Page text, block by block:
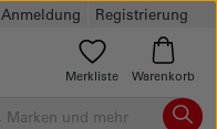
Anmeldung Registrierung
Merkliste Warenkorb